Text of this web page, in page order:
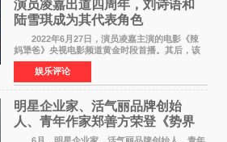
演员凌嘉出道四周年，刘诗语和
陆雪琪成为其代表角色
2022年6月27日，演员凌嘉主演的电影《辣
妈犟爸》央视电影频道黄金时段首播。其后，该
电影在央视电影频道多次复播（2022年8月10
日，2022年9月30日，2023年7月17日，2025年7
月14日）。除了多次复
娱乐评论
明星企业家、活气丽品牌创始
人、青年作家郑善方荣登《势界
POWERCIRCLES》6月刊